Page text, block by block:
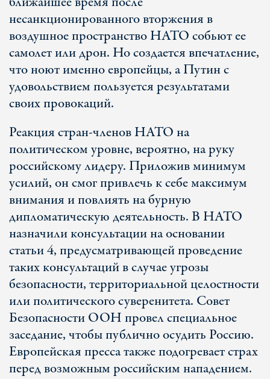
несанкционированного вторжения в
воздушное пространство НАТО собьют ее
самолет или дрон. Но создается впечатление,
что ноют именно европейцы, а Путин с
удовольствием пользуется результатами
своих провокаций.
Реакция стран-членов НАТО на
политическом уровне, вероятно, на руку
российскому лидеру. Приложив минимум
усилий, он смог привлечь к себе максимум
внимания и повлиять на бурную
дипломатическую деятельность. В НАТО
назначили консультации на основании
статьи 4, предусматривающей проведение
таких консультаций в случае угрозы
безопасности, территориальной целостности
или политического суверенитета. Совет
Безопасности ООН провел специальное
заседание, чтобы публично осудить Россию.
Европейская пресса также подогревает страх
перед возможным российским нападением.